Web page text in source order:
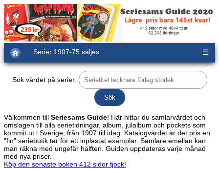
Serier 1907-75 säljes ☰
Sök värdet på serier:
Välkommen till Seriesams Guide! Här hittar du samlarvärdet och
omslagen till alla serietidningar, album, julalbum och pockets som
kommit ut i Sverige, från 1907 till idag. Katalogvärdet är det pris en
"fin" seriebutik tar för ett inplastat exemplar. Samlare emellan kan
man räkna med ungefär hälften. Guiden uppdateras varje månad
med nya priser.
Köp den senaste boken 412 sidor tjock!